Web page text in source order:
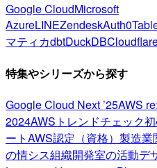
Google CloudMicrosoft
AzureLINEZendeskAuth0
マティカdbtDuckDB
特集やシリーズから探す
Google Cloud Next ’25AWS
2024AWSトレンドチェック
ートAWS認定（資格） 製造業
の情シス組織開発室の活動デ